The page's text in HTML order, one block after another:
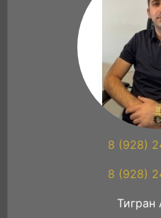
8 (928)
8 (928)
Тигран